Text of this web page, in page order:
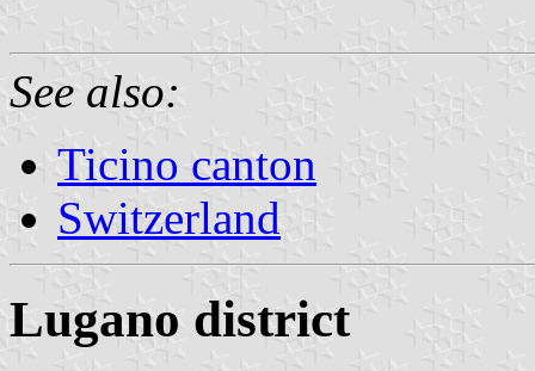
See also:
Ticino canton
Switzerland
Lugano district